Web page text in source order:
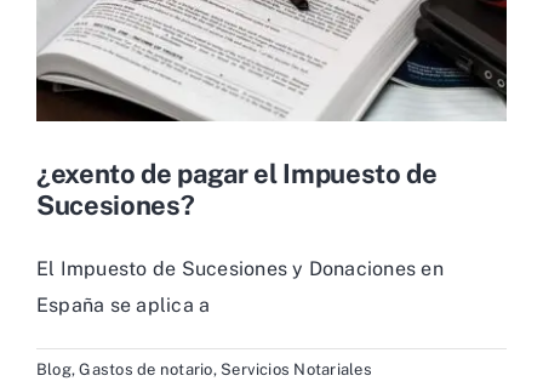
¿exento de pagar el Impuesto de
Sucesiones?
El Impuesto de Sucesiones y Donaciones en
España se aplica a
Blog,Gastos de notario, Servicios Notariales